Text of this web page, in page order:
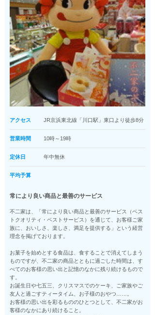
アクセス JR京浜東北線「川口駅」東口より徒歩8分
営業時間 10時～19時
定休日 年中無休
平均予算
常により良い商品と最善のサービス
不二家は、「常により良い商品と最善のサービス（ベス
トクオリティ・ベストサービス）を通じて、お客様ご家
族に、おいしさ、楽しさ、満足を提供する」という経営
理念を掲げております。
お菓子を始めとする食品は、食することで消えてしまう
ものですが、不二家の商品とともに過ごした時間は、す
べてのお客様の思い出と記憶のなかに残り続けるもので
す。
お誕生日や七五三、クリスマスでのケーキ、ご家族やご
友人と過ごすティータイム、お子様のおやつ……。
お客様の思い出を彩るもののひとつとして、不二家がお
客様のなかにあり続けること。